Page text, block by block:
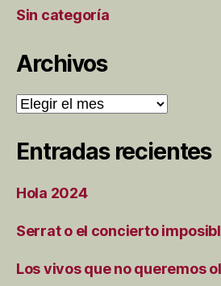
Sin categoría
Archivos
Archivos
Entradas recientes
Hola 2024
Serrat o el concierto
Los vivos que no queremos